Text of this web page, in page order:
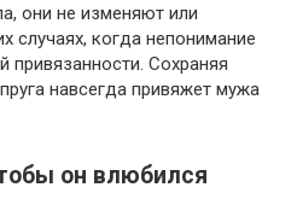
они не изменяют или
случаях, когда непонимание
привязанности. Сохраняя
навсегда привяжет мужа
он влюбился